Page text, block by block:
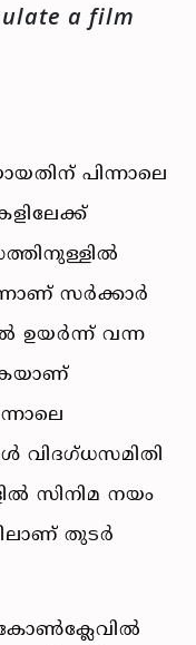
a film
പിന്നാലെ
സർക്കാർ
ഉയർന്ന് വന്ന
വിദഗ്ധസമിതി
സിനിമ നയം
തുടർ